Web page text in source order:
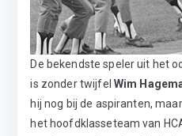
De bekendste speler uit het
is zonder twijfel Wim
hij nog bij de aspiranten,
het hoofdklasseteam van